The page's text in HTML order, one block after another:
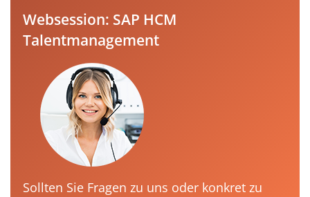
Websession: SAP HCM
Talentmanagement
Sollten Sie Fragen zu uns oder konkret zu